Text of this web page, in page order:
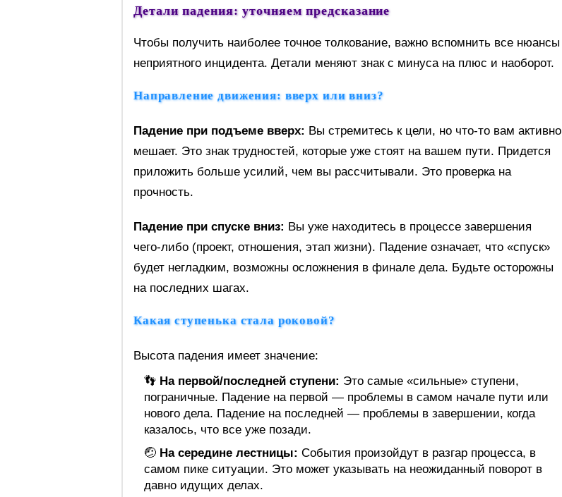
Детали падения: уточняем предсказание
Чтобы получить наиболее точное толкование, важно вспомнить все нюансы
неприятного инцидента. Детали меняют знак с минуса на плюс и наоборот.
Направление движения: вверх или вниз?
Падение при подъеме вверх: Вы стремитесь к цели, но что-то вам активно
мешает. Это знак трудностей, которые уже стоят на вашем пути. Придется
приложить больше усилий, чем вы рассчитывали. Это проверка на
прочность.
Падение при спуске вниз: Вы уже находитесь в процессе завершения
чего-либо (проект, отношения, этап жизни). Падение означает, что «спуск»
будет негладким, возможны осложнения в финале дела. Будьте осторожны
на последних шагах.
Какая ступенька стала роковой?
Высота падения имеет значение:
👣 На первой/последней ступени: Это самые «сильные» ступени,
пограничные. Падение на первой — проблемы в самом начале пути или
нового дела. Падение на последней — проблемы в завершении, когда
казалось, что все уже позади.
🤕 На середине лестницы: События произойдут в разгар процесса, в
самом пике ситуации. Это может указывать на неожиданный поворот в
давно идущих делах.